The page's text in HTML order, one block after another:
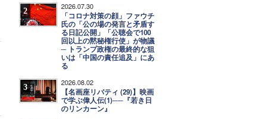
2 2026.07.30
「コロナ対策の顔」ファウチ
氏の「公の場の発言と矛盾す
る日記公開」「公聴会で100
回以上の黙秘権行使」が物議
─ トランプ政権の最終的な狙
いは「中国の責任追及」にあ
る
3 2026.08.02
【名画座リバティ (29)】映画
で学ぶ偉人伝(1)──『若き日
のリンカーン』